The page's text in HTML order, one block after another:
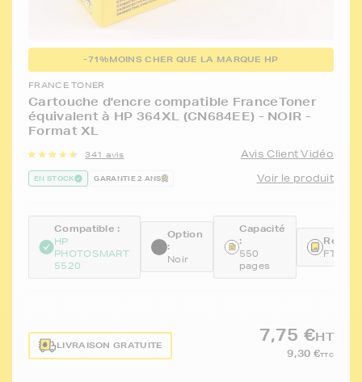
-71%MOINS CHER QUE LA MARQUE HP
FRANCE TONER
Cartouche d'encre compatible FranceToner
équivalent à HP 364XL (CN684EE) - NOIR -
Format XL
341 avis Avis Client Vidéo
EN STOCK GARANTIE 2 ANS Voir le produit
Compatible :
HP
PHOTOSMART
5520
Option
:
Noir
Capacité
:
550
pages
LIVRAISON GRATUITE
7,75 €HT
9,30 €TTC